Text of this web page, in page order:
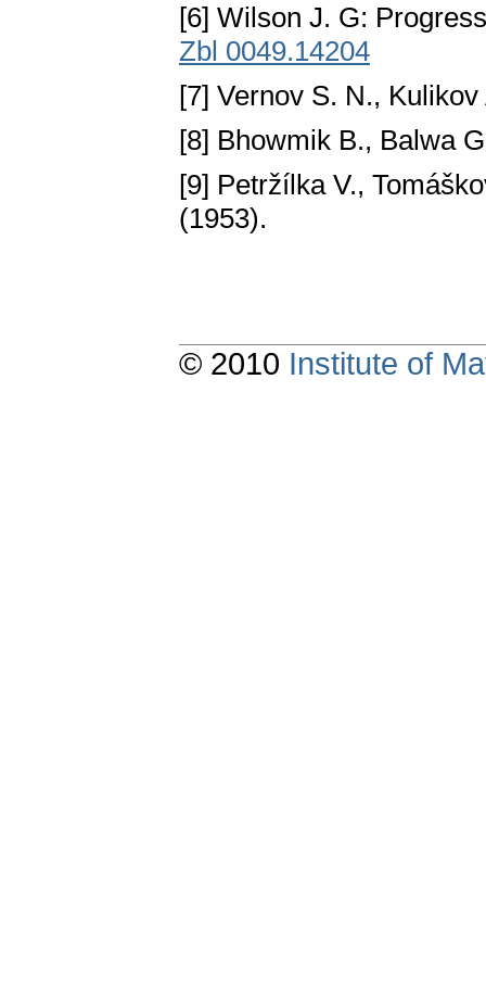
[6] Wilson J. G:
Zbl 0049.14204
[7] Vernov S. N.,
[8] Bhowmik B., Balwa
[9] Petržílka V.,
(1953).
© 2010 Institute of